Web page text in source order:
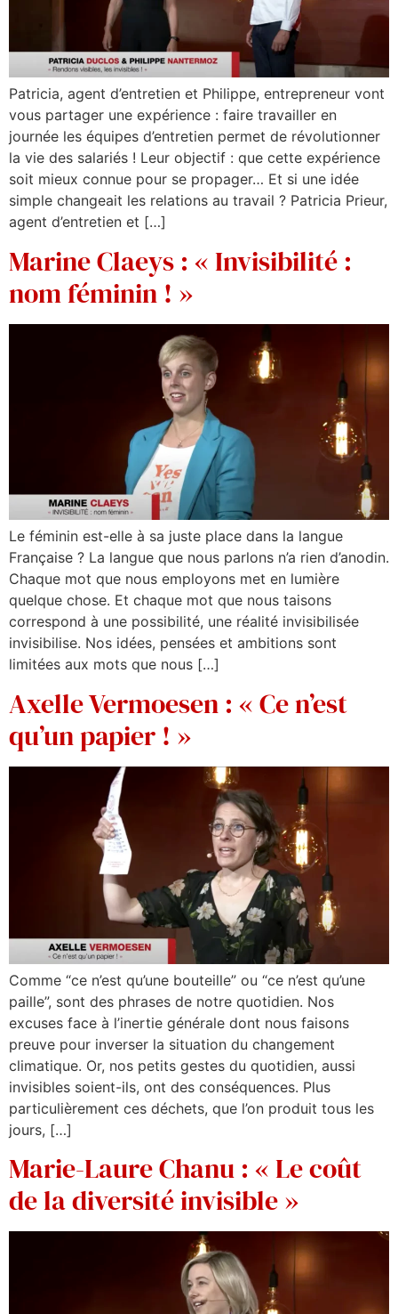
Patricia, agent d’entretien et Philippe, entrepreneur vont
vous partager une expérience : faire travailler en
journée les équipes d’entretien permet de révolutionner
la vie des salariés ! Leur objectif : que cette expérience
soit mieux connue pour se propager… Et si une idée
simple changeait les relations au travail ? Patricia Prieur,
agent d’entretien et […]
Marine Claeys : « Invisibilité :
nom féminin ! »
Le féminin est-elle à sa juste place dans la langue
Française ? La langue que nous parlons n’a rien d’anodin.
Chaque mot que nous employons met en lumière
quelque chose. Et chaque mot que nous taisons
correspond à une possibilité, une réalité invisibilisée
invisibilise. Nos idées, pensées et ambitions sont
limitées aux mots que nous […]
Axelle Vermoesen : « Ce n’est
qu’un papier ! »
Comme “ce n’est qu’une bouteille” ou “ce n’est qu’une
paille”, sont des phrases de notre quotidien. Nos
excuses face à l’inertie générale dont nous faisons
preuve pour inverser la situation du changement
climatique. Or, nos petits gestes du quotidien, aussi
invisibles soient-ils, ont des conséquences. Plus
particulièrement ces déchets, que l’on produit tous les
jours, […]
Marie-Laure Chanu : « Le coût
de la diversité invisible »